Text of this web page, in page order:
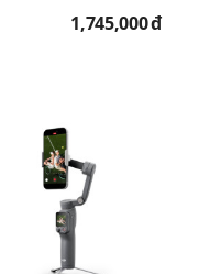
1,745,000đ